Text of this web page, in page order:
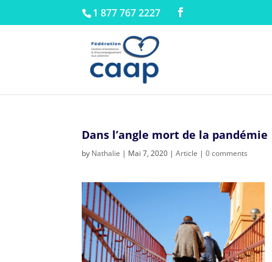
1 877 767 2227
Dans l’angle mort de la pandémie
by Nathalie | Mai 7, 2020 |Article |0 comments